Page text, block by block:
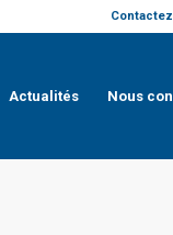
Actualités Nous